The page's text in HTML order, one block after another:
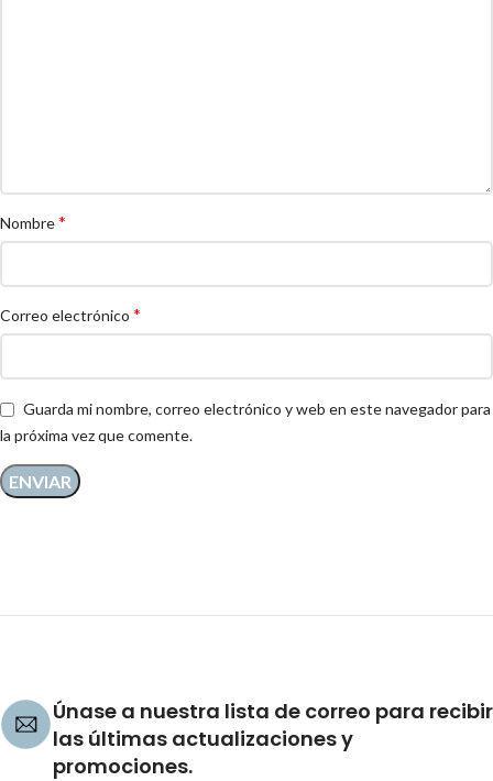
Nombre*
Correo electrónico *
Guarda mi nombre, correo electrónico y web en este navegador para
la próxima vez que comente.
Únase a nuestra lista de correo para recibir
las últimas actualizaciones y
promociones.